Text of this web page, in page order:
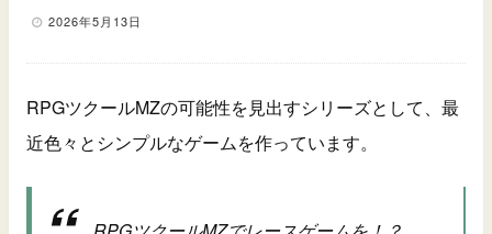
2026年5月13日
RPGツクールMZの可能性を見出すシリーズとして、最
近色々とシンプルなゲームを作っています。